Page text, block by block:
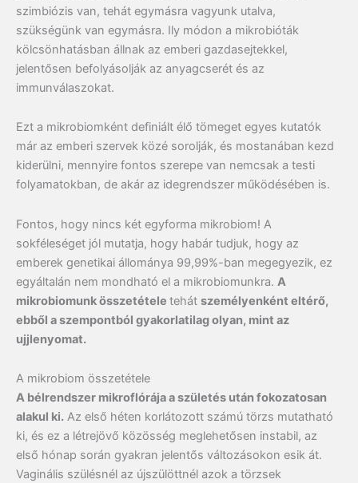
szimbiózis van, tehát egymásra vagyunk utalva,
szükségünk van egymásra. Ily módon a mikrobióták
kölcsönhatásban állnak az emberi gazdasejtekkel,
jelentősen befolyásolják az anyagcserét és az
immunválaszokat.
Ezt a mikrobiomként definiált élő tömeget egyes kutatók
már az emberi szervek közé sorolják, és mostanában kezd
kiderülni, mennyire fontos szerepe van nemcsak a testi
folyamatokban, de akár az idegrendszer működésében is.
Fontos, hogy nincs két egyforma mikrobiom! A
sokféleséget jól mutatja, hogy habár tudjuk, hogy az
emberek genetikai állománya 99,99%-ban megegyezik, ez
egyáltalán nem mondható el a mikrobiomunkra. A
mikrobiomunk összetétele tehát személyenként eltérő,
ebből a szempontból gyakorlatilag olyan, mint az
ujjlenyomat.
A mikrobiom összetétele
A bélrendszer mikroflórája a születés után fokozatosan
alakul ki. Az első héten korlátozott számú törzs mutatható
ki, és ez a létrejövő közösség meglehetősen instabil, az
első hónap során gyakran jelentős változásokon esik át.
Vaginális szülésnél az újszülöttnél azok a törzsek